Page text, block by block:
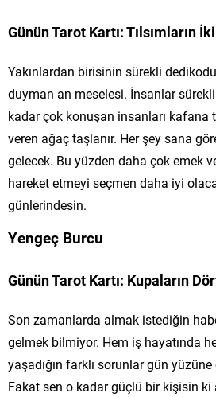
Günün Tarot Kartı: Tılsımların
Yakınlardan birisinin sürekli
duyman an meselesi. İnsanlar
kadar çok konuşan insanları kafana
veren ağaç taşlanır. Her şey sana
gelecek. Bu yüzden daha çok emek
hareket etmeyi seçmen daha iyi
günlerindesin.
Yengeç Burcu
Günün Tarot Kartı: Kupaların
Son zamanlarda almak istediğin
gelmek bilmiyor. Hem iş hayatında
yaşadığın farklı sorunlar gün
Fakat sen o kadar güçlü bir kişisin